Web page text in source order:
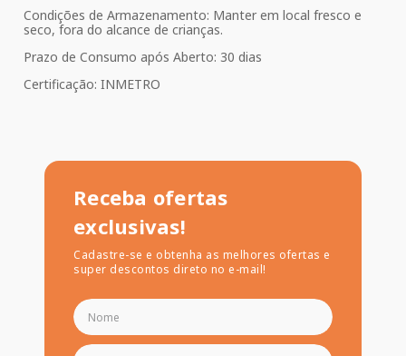
Condições de Armazenamento: Manter em local fresco e
seco, fora do alcance de crianças.
Prazo de Consumo após Aberto: 30 dias
Certificação: INMETRO
Receba ofertas
exclusivas!
Cadastre-se e obtenha as melhores ofertas e
super descontos direto no e-mail!